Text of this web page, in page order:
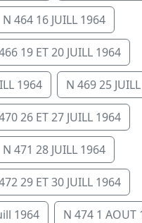
N 464 16 JUILL 1964
19 ET 20 JUILL 1964
1964 N 469 25
26 ET 27 JUILL 1964
N 471 28 JUILL 1964
29 ET 30 JUILL 1964
1964 N 474 1 AOUT